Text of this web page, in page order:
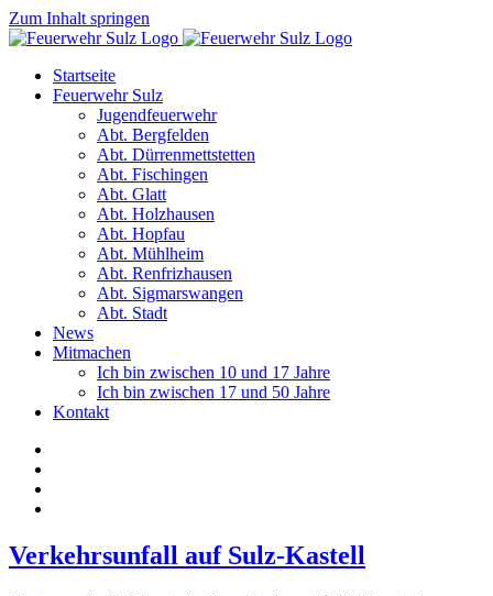
Zum Inhalt springen
Startseite
Feuerwehr Sulz
Jugendfeuerwehr
Abt. Bergfelden
Abt. Dürrenmettstetten
Abt. Fischingen
Abt. Glatt
Abt. Holzhausen
Abt. Hopfau
Abt. Mühlheim
Abt. Renfrizhausen
Abt. Sigmarswangen
Abt. Stadt
News
Mitmachen
Ich bin zwischen 10 und 17 Jahre
Ich bin zwischen 17 und 50 Jahre
Kontakt
Verkehrsunfall auf Sulz-Kastell